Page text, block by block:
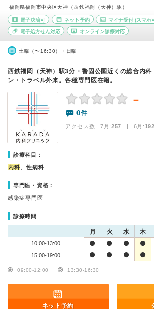
福岡県福岡市中央区天神（西鉄福岡（天神）駅）
電子決済可 ネット予約 マイナ受付 (スマホ
電子処方せん対応 オンライン診療対応
土曜（〜16:30）・日曜
西鉄福岡（天神）駅3分・警固公園近くの総合内
ン・トラベル外来。各種専門医在籍。
－
0件
アクセス数 7月:257 | 6月:192
診療科目：
内科、性病科
専門医・資格：
感染症専門医
診療時間
月 火 水 木
10:00-13:00
15:00-19:00
09:00-12:00 13:30-16:30
ネット予約